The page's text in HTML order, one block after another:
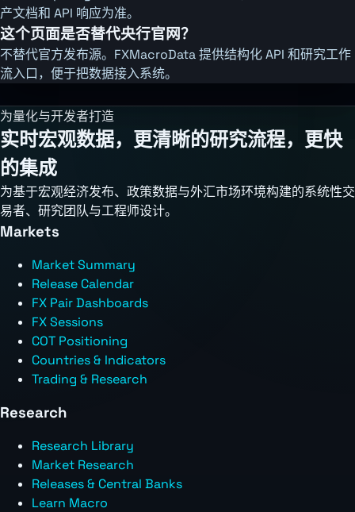
产文档和 API 响应为准。
这个页面是否替代央行官网？
不替代官方发布源。FXMacroData 提供结构化 API 和研究工作
流入口，便于把数据接入系统。
为量化与开发者打造
实时宏观数据，更清晰的研究流程，更快
的集成
为基于宏观经济发布、政策数据与外汇市场环境构建的系统性交
易者、研究团队与工程师设计。
Markets
Market Summary
Release Calendar
FX Pair Dashboards
FX Sessions
COT Positioning
Countries & Indicators
Trading & Research
Research
Research Library
Market Research
Releases & Central Banks
Learn Macro